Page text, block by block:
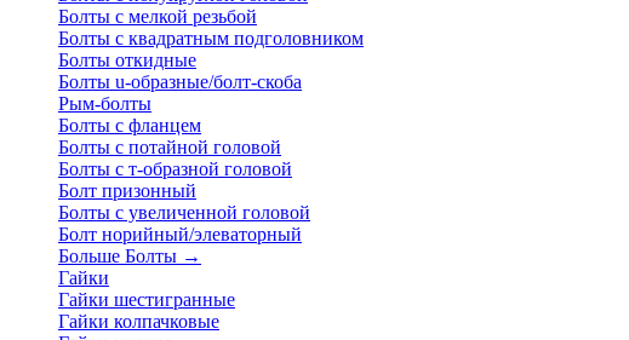
Болты с мелкой резьбой
Болты с квадратным подголовником
Болты откидные
Болты u-образные/болт-скоба
Рым-болты
Болты с фланцем
Болты с потайной головой
Болты с т-образной головой
Болт призонный
Болты с увеличенной головой
Болт норийный/элеваторный
Больше Болты →
Гайки
Гайки шестигранные
Гайки колпачковые